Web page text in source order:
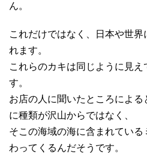
ん。
これだけではなく、日本や世
れます。
これらのカキは同じように見え
す。
お店の人に聞いたところによ
に種類が沢山からではなく、
そこの海域の海に含まれてい
わってくるんだそうです。